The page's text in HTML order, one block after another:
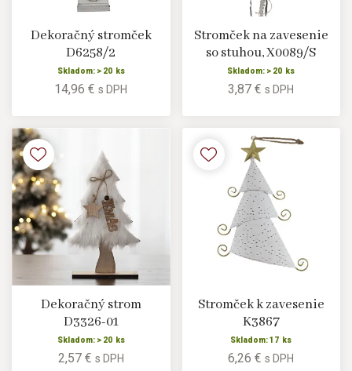
Dekoračný stromček
D6258/2
Skladom: > 20 ks
14,96 €s DPH
Stromček na zavesenie
so stuhou, X0089/S
Skladom: > 20 ks
3,87 €s DPH
Dekoračný strom
D3326-01
Skladom: > 20 ks
2,57 € s DPH
Stromček k zavesenie
K3867
Skladom: 17 ks
6,26 €s DPH